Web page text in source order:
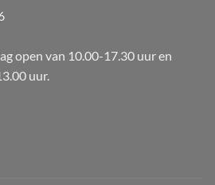
open van 10.00-17.30 uur en
uur.